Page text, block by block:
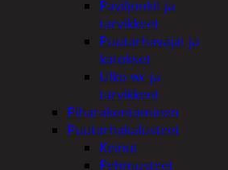
Paviljonkit ja
tarvikkeet
Puutarhavajat ja
katokset
Ulko-wc ja
tarvikkeet
Piharakentaminen
Puutarhakalusteet
Keinut
Pehmusteet